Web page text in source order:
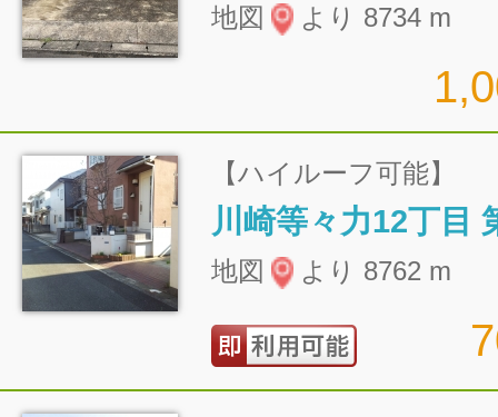
地図 より 8734 m
【ハイルーフ可能】
川崎等々力12丁目
地図 より 8762 m